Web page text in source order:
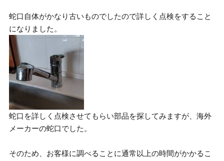
蛇口自体がかなり古いものでしたので詳しく点検をすること
になりました。
蛇口を詳しく点検させてもらい部品を探してみますが、海外
メーカーの蛇口でした。
そのため、お客様に調べることに通常以上の時間がかかるこ